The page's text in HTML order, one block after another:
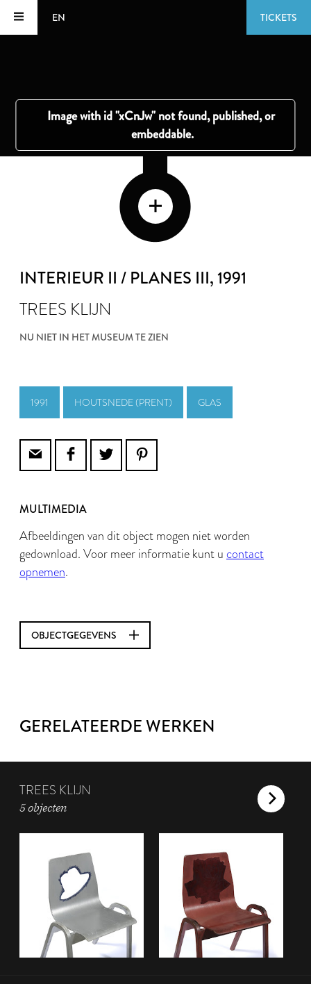
EN TICKETS
INTERIEUR II / PLANES III, 1991
TREES KLIJN
NU NIET IN HET MUSEUM TE ZIEN
1991 HOUTSNEDE (PRENT) GLAS
MULTIMEDIA
Afbeeldingen van dit object mogen niet worden
gedownload. Voor meer informatie kunt u contact
opnemen.
OBJECTGEGEVENS
GERELATEERDE WERKEN
TREES KLIJN
5 objecten